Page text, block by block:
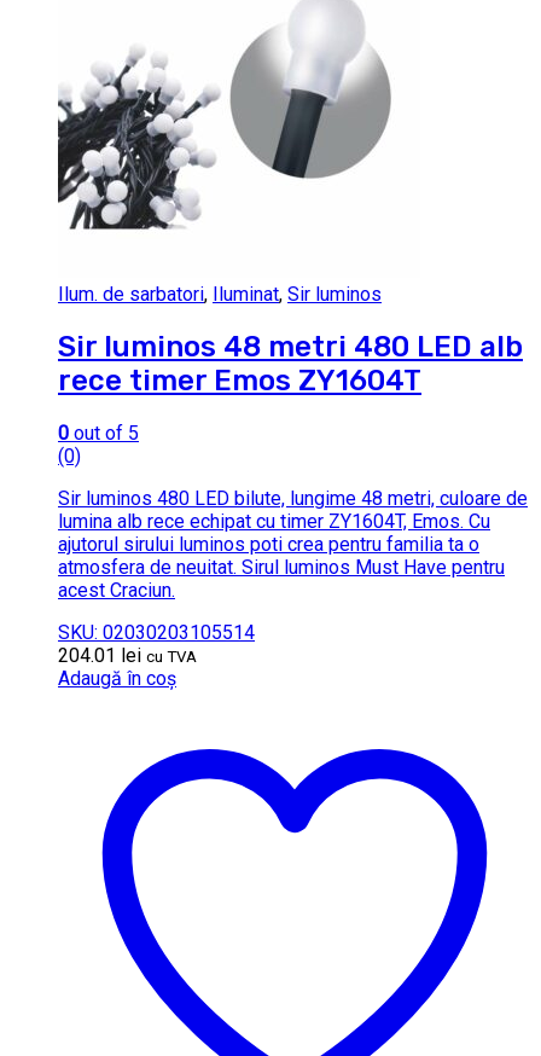
Ilum. de sarbatori, Iluminat, Sir luminos
Sir luminos 48 metri 480 LED alb
rece timer Emos ZY1604T
0 out of 5
(0)
Sir luminos 480 LED bilute, lungime 48 metri, culoare de
lumina alb rece echipat cu timer ZY1604T, Emos. Cu
ajutorul sirului luminos poti crea pentru familia ta o
atmosfera de neuitat. Sirul luminos Must Have pentru
acest Craciun.
SKU: 02030203105514
204.01 lei cu TVA
Adaugă în coș